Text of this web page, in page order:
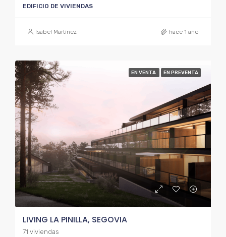
EDIFICIO DE VIVIENDAS
Isabel Martínez hace 1 año
EN VENTA EN PREVENTA
LIVING LA PINILLA, SEGOVIA
71 viviendas